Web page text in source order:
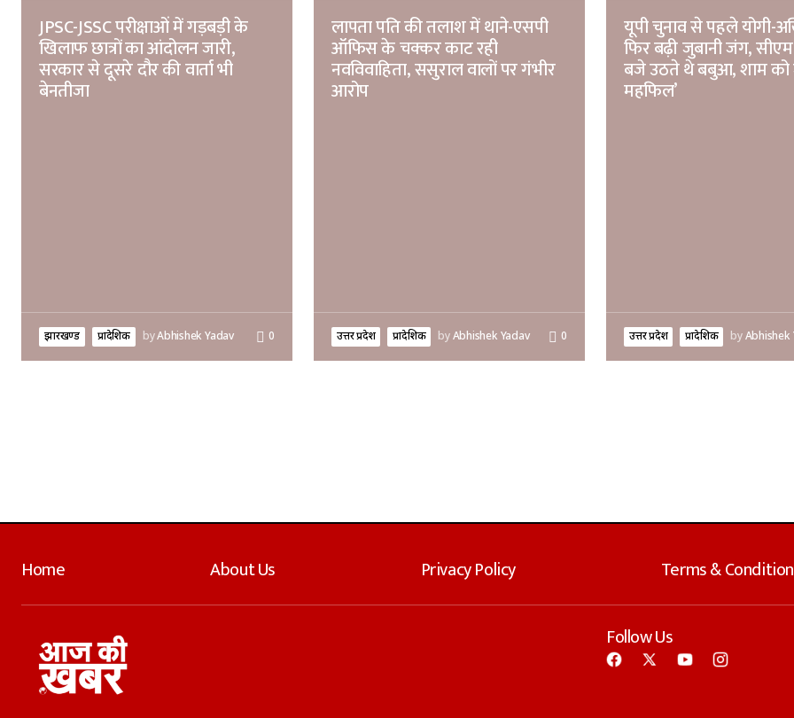
JPSC-JSSC परीक्षाओं में गड़बड़ी के
खिलाफ छात्रों का आंदोलन जारी,
सरकार से दूसरे दौर की वार्ता भी
बेनतीजा
झारखण्ड प्रादेशिक byAbhishek Yadav 0
लापता पति की तलाश में थाने-एसपी
ऑफिस के चक्कर काट रही
नवविवाहिता, ससुराल वालों पर गंभीर
आरोप
उत्तर प्रदेश प्रादेशिक byAbhishek Yadav 0
यूपी चुनाव से पहले योगी-
फिर बढ़ी जुबानी जंग, सीएम
बजे उठते थे बबुआ, शाम को
महफिल’
उत्तर प्रदेश प्रादेशिक byAbhishek
Home About Us Privacy Policy Terms &
Follow Us